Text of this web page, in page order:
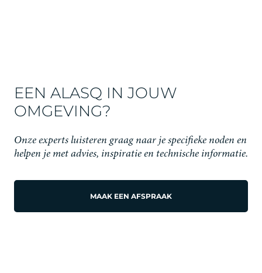
EEN ALASQ IN JOUW
OMGEVING?
Onze experts luisteren graag naar je specifieke noden en
helpen je met advies, inspiratie en technische informatie.
MAAK EEN AFSPRAAK